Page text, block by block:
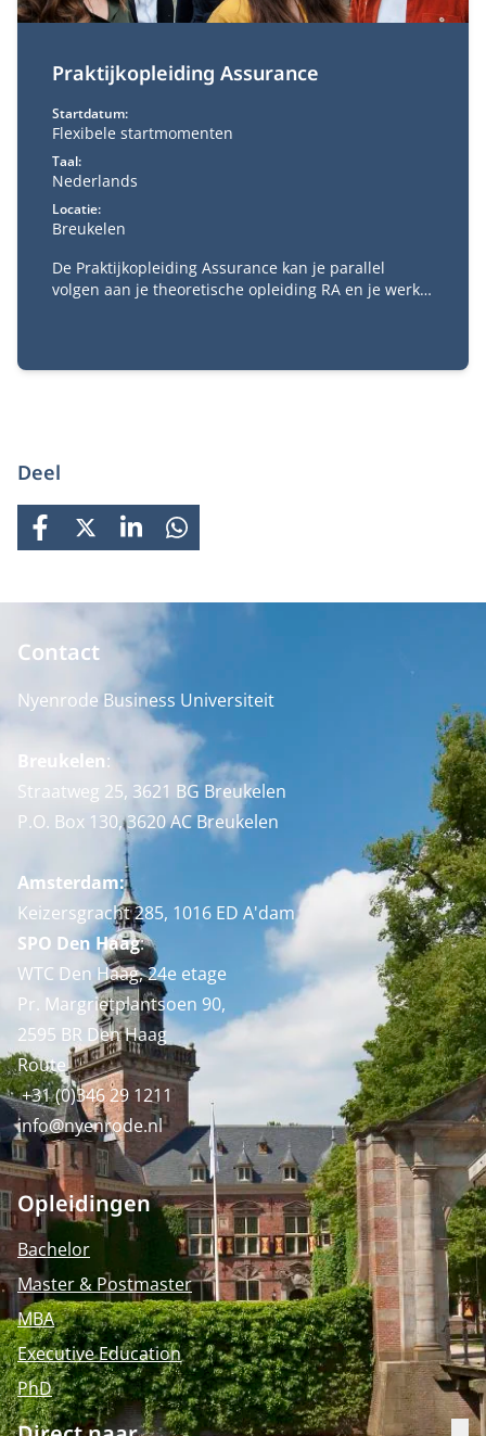
Praktijkopleiding Assurance
Startdatum:
Flexibele startmomenten
Taal:
Nederlands
Locatie:
Breukelen
De Praktijkopleiding Assurance kan je parallel
volgen aan je theoretische opleiding RA en je werk.
gaat volgen om de praktische kanten van het RA-vak
Deel
FACEBOOK
X LINKEDINWHATSAPP
Contact
Nyenrode Business Universiteit
Breukelen:
Straatweg 25, 3621 BG Breukelen
P.O. Box 130, 3620 AC Breukelen
Amsterdam:
Keizersgracht 285, 1016 ED A'dam
SPO Den Haag:
WTC Den Haag, 24e etage
Pr. Margrietplantsoen 90,
2595 BR Den Haag
Route
+31 (0)346 29 1211
info@nyenrode.nl
Opleidingen
Bachelor
Master & Postmaster
MBA
Executive Education
PhD